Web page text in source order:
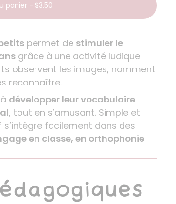
panier - $3.50
permet de stimuler le
grâce à une activité ludique
observent les images, nomment
reconnaître.
développer leur vocabulaire
, tout en s’amusant. Simple et
facilement dans des
en classe, en orthophonie